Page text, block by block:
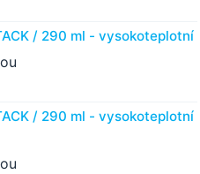
/ 290 ml - vysokoteplotní
/ 290 ml - vysokoteplotní